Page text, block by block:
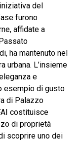
del
furono
affidate a
ha mantenuto nel
urbana. L’insieme
e
esempio di gusto
di Palazzo
costituisce
di proprietà
scoprire uno dei